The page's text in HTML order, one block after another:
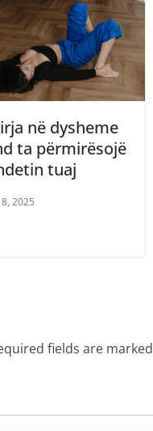
në dysheme
ta përmirësojë
tuaj
2025
fields are marked